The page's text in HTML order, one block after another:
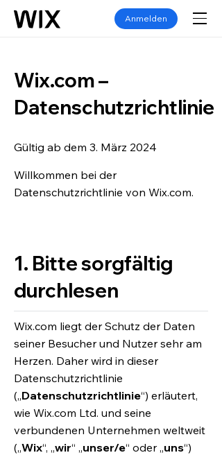
Anmelden
Wix.com –
Datenschutzrichtlinie
Gültig ab dem 3. März 2024
Willkommen bei der
Datenschutzrichtlinie von Wix.com.
1. Bitte sorgfältig
durchlesen
Wix.com liegt der Schutz der Daten
seiner Besucher und Nutzer sehr am
Herzen. Daher wird in dieser
Datenschutzrichtlinie
(„Datenschutzrichtlinie“) erläutert,
wie Wix.com Ltd. und seine
verbundenen Unternehmen weltweit
(„Wix“, „wir“ „unser/e“ oder „uns“)